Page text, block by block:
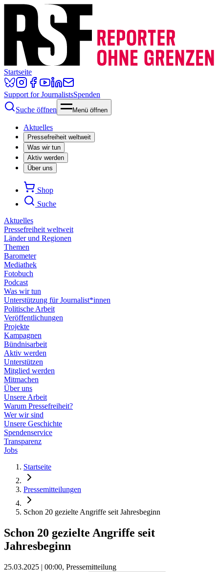
Startseite
Support for JournalistsSpenden
Suche öffnen
Menü öffnen
Aktuelles
Pressefreiheit weltweit
Was wir tun
Aktiv werden
Über uns
Shop
Suche
Aktuelles
Pressefreiheit weltweit
Länder und Regionen
Themen
Barometer
Mediathek
Fotobuch
Podcast
Was wir tun
Unterstützung für Journalist*innen
Politische Arbeit
Veröffentlichungen
Projekte
Kampagnen
Bündnisarbeit
Aktiv werden
Unterstützen
Mitglied werden
Mitmachen
Über uns
Unsere Arbeit
Warum Pressefreiheit?
Wer wir sind
Unsere Geschichte
Spendenservice
Transparenz
Jobs
Startseite
Pressemitteilungen
Schon 20 gezielte Angriffe seit Jahresbeginn
Schon 20 gezielte Angriffe seit
Jahresbeginn
25.03.2025 | 00:00, Pressemitteilung